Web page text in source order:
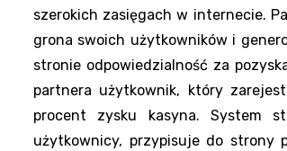
szerokich zasięgach w internecie.
grona swoich użytkowników i
stronie odpowiedzialność za
partnera użytkownik, który
procent zysku kasyna. System
użytkownicy, przypisuje do strony